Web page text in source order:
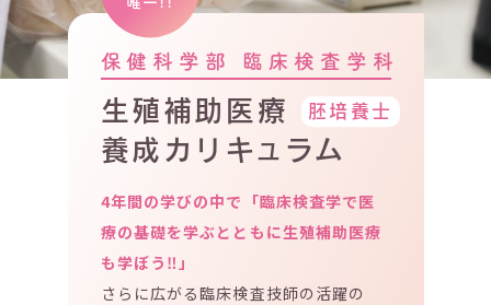
保健科学部 臨床検査学科
生殖補助医療 胚培養士
養成カリキュラム
4年間の学びの中で「臨床検査学で医
療の基礎を学ぶとともに生殖補助医療
も学ぼう‼」
さらに広がる臨床検査技師の活躍の